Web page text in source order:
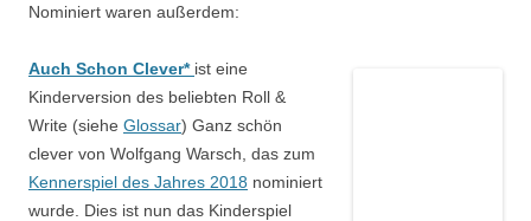
Nominiert waren außerdem:
Auch Schon Clever* ist eine
Kinderversion des beliebten Roll &
Write (siehe Glossar) Ganz schön
clever von Wolfgang Warsch, das zum
Kennerspiel des Jahres 2018 nominiert
wurde. Dies ist nun das Kinderspiel